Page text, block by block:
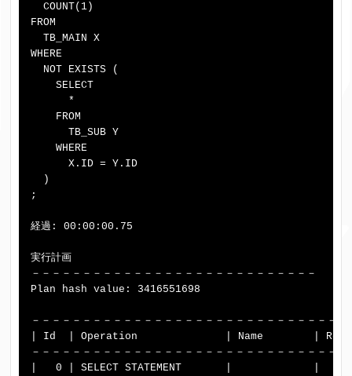
  COUNT(1)
FROM
  TB_MAIN X
WHERE
  NOT EXISTS (
    SELECT
      *
    FROM
      TB_SUB Y
    WHERE
      X.ID = Y.ID
  )
;
経過: 00:00:00.75
実行計画
－－－－－－－－－－－－－－－－－－－－－－－－－－－－
Plan hash value: 3416551698
－－－－－－－－－－－－－－－－－－－－－－－－－－－－－－
| Id  | Operation              | Name        | Rows  |
－－－－－－－－－－－－－－－－－－－－－－－－－－－－－－
|   0 | SELECT STATEMENT       |             |